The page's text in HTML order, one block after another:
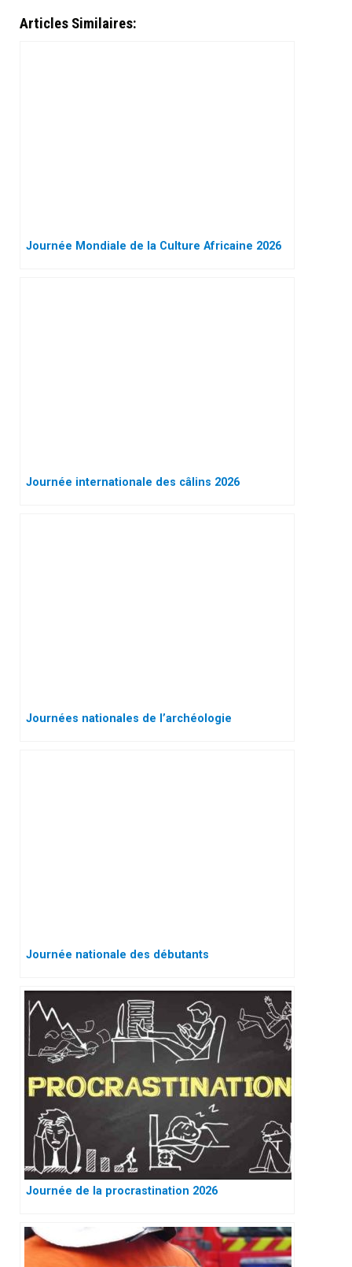
Articles Similaires:
Journée Mondiale de la Culture Africaine 2026
Journée internationale des câlins 2026
Journées nationales de l’archéologie
Journée nationale des débutants
Journée de la procrastination 2026